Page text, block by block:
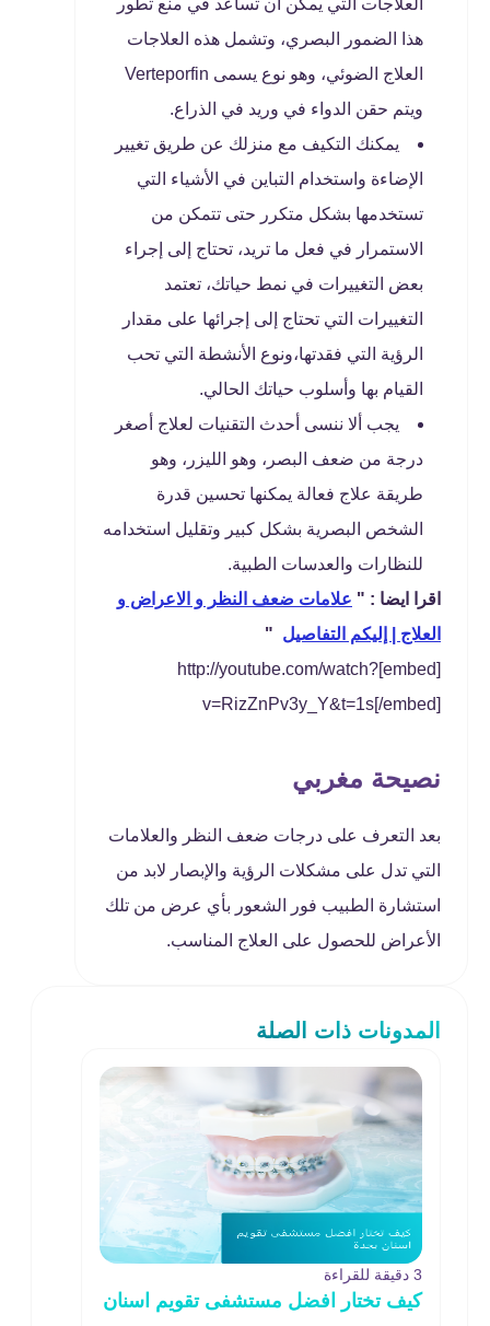
العلاجات التي يمكن أن تساعد في منع تطور
هذا الضمور البصري، وتشمل هذه العلاجات
العلاج الضوئي، وهو نوع يسمى Verteporfin
ويتم حقن الدواء في وريد في الذراع.
يمكنك التكيف مع منزلك عن طريق تغيير
الإضاءة واستخدام التباين في الأشياء التي
تستخدمها بشكل متكرر حتى تتمكن من
الاستمرار في فعل ما تريد، تحتاج إلى إجراء
بعض التغييرات في نمط حياتك، تعتمد
التغييرات التي تحتاج إلى إجرائها على مقدار
الرؤية التي فقدتها،ونوع الأنشطة التي تحب
القيام بها وأسلوب حياتك الحالي.
يجب ألا ننسى أحدث التقنيات لعلاج أصغر
درجة من ضعف البصر، وهو الليزر، وهو
طريقة علاج فعالة يمكنها تحسين قدرة
الشخص البصرية بشكل كبير وتقليل استخدامه
للنظارات والعدسات الطبية.
اقرا ايضا : " علامات ضعف النظر و الاعراض و
العلاج | إليكم التفاصيل "
[embed]http://youtube.com/watch?
v=RizZnPv3y_Y&t=1s[/embed]
نصيحة مغربي
بعد التعرف على درجات ضعف النظر والعلامات
التي تدل على مشكلات الرؤية والإبصار لابد من
استشارة الطبيب فور الشعور بأي عرض من تلك
الأعراض للحصول على العلاج المناسب.
المدونات ذات الصلة
3 دقيقة للقراءة
كيف تختار افضل مستشفى تقويم اسنان